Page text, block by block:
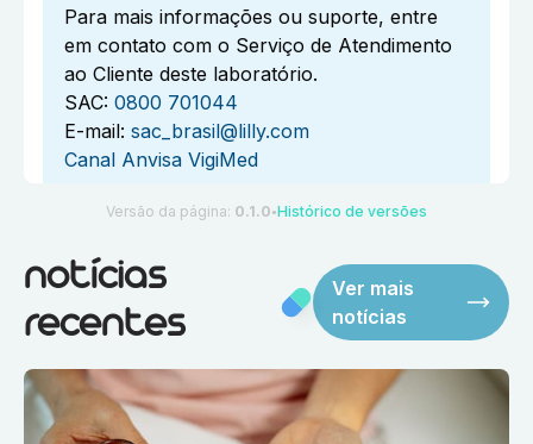
Para mais informações ou suporte, entre
em contato com o Serviço de Atendimento
ao Cliente deste laboratório.
SAC: 0800 701044
E-mail: sac_brasil@lilly.com
Canal Anvisa VigiMed
Versão da página: 0.1.0 ●Histórico de versões
notícias
recentes
Ver mais
notícias